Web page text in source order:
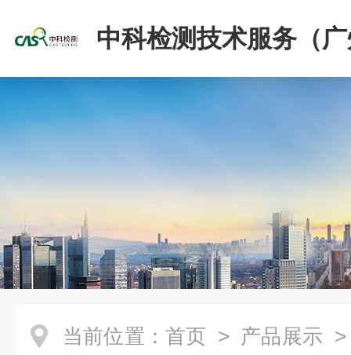
中科检测技术服务（
份有限公司
当前位置： 首页 > 产品展示